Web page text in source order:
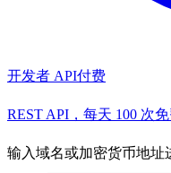
开发者 API付费
REST API，每天 100 次
输入域名或加密货币地址